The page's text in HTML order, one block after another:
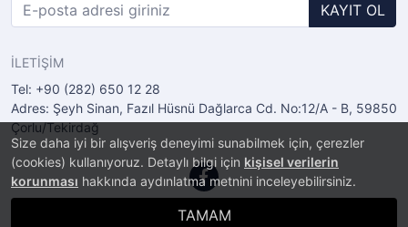
Size daha iyi bir alışveriş deneyimi sunabilmek için, çerezler
(cookies) kullanıyoruz. Detaylı bilgi için kişisel verilerin
korunması hakkında aydınlatma metnini inceleyebilirsiniz.
TAMAM
KAYIT OL
İLETİŞİM
Tel: +90 (282) 650 12 28
Adres: Şeyh Sinan, Fazıl Hüsnü Dağlarca Cd. No:12/A - B, 59850
Çorlu/Tekirdağ
E-Ticaret Sistemi